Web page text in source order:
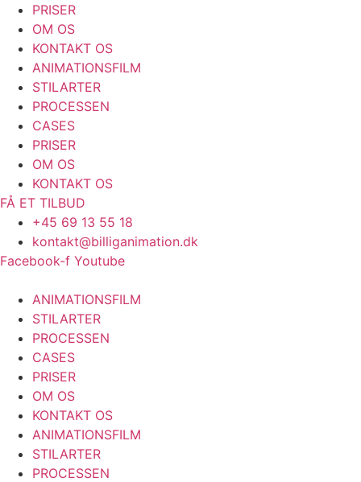
PRISER
OM OS
KONTAKT OS
ANIMATIONSFILM
STILARTER
PROCESSEN
CASES
PRISER
OM OS
KONTAKT OS
FÅ ET TILBUD
+45 69 13 55 18
kontakt@billiganimation.dk
Facebook-f Youtube
ANIMATIONSFILM
STILARTER
PROCESSEN
CASES
PRISER
OM OS
KONTAKT OS
ANIMATIONSFILM
STILARTER
PROCESSEN